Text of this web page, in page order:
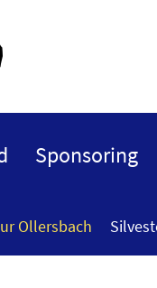
Sponsoring
Ollersbach